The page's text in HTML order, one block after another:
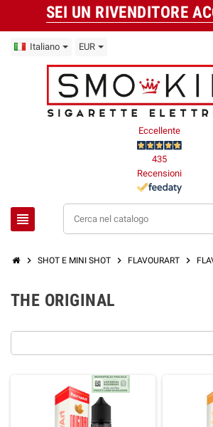
SEI UN RIVENDITORE
Italiano EUR
Eccellente
435
Recensioni
view_headline
chevron_right SHOT E MINI SHOT chevron_right FLAVOURART chevron_right
THE ORIGINAL